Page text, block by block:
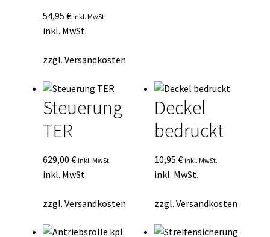
54,95 € inkl. MwSt.
inkl. MwSt.
zzgl. Versandkosten
Steuerung
TER
629,00 € inkl. MwSt.
inkl. MwSt.
zzgl. Versandkosten
Deckel
bedruckt
10,95€ inkl. MwSt.
inkl. MwSt.
zzgl.Versandkosten